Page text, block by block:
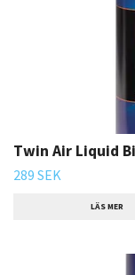
Twin Air Liquid
289 SEK
LÄS MER